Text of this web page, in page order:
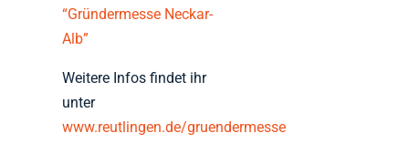
“Gründermesse Neckar-
Alb”
Weitere Infos findet ihr
unter
www.reutlingen.de/gruendermesse